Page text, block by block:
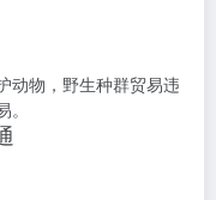
动物，野生种群贸易违